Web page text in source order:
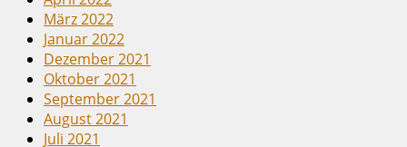
März 2022
Januar 2022
Dezember 2021
Oktober 2021
September 2021
August 2021
Juli 2021